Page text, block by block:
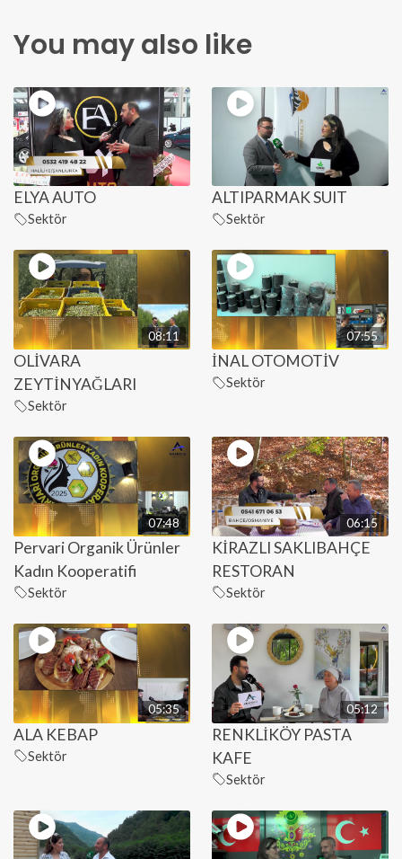
You may also like
ELYA AUTO
Sektör
ALTIPARMAK SUIT
Sektör
08:11
OLİVARA
ZEYTİNYAĞLARI
Sektör
07:55
İNAL OTOMOTİV
Sektör
07:48
Pervari Organik Ürünler
Kadın Kooperatifi
Sektör
06:15
KİRAZLI SAKLIBAHÇE
RESTORAN
Sektör
05:35
ALA KEBAP
Sektör
05:12
RENKLİKÖY PASTA
KAFE
Sektör